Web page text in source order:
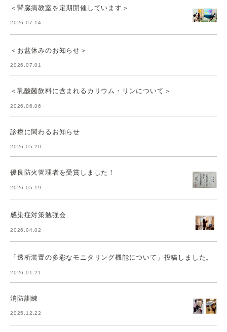
＜腎臓病教室を定期開催しています＞
2026.07.14
＜お盆休みのお知らせ＞
2026.07.01
＜乳酸菌飲料に含まれるカリウム・リンについて＞
2026.06.06
診療に関わるお知らせ
2026.05.20
優良防火管理者を受賞しました！
2026.05.19
感染症対策勉強会
2026.04.02
「透析装置の多彩なモニタリング機能について」投稿しました。
2026.01.21
消防訓練
2025.12.22